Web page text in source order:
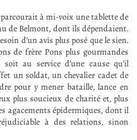
à mi-voix une tablette de
de Belmont, dont ils dépendaient.
d’un avis plus posé que le sien.
de frère Pons plus gourmandes
au service d’une cause qu’il
un soldat, un chevalier cadet de
pour y mener bataille, lance en
plus soucieux de charité et, plus
agacements épidermiques, dont il
à des relations, sinon